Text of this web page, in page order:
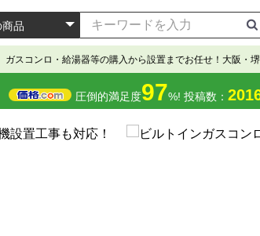
ガスコンロ・給湯器等の購入から設置までお任せ！大阪・
圧倒的満足度97%! 投稿数：